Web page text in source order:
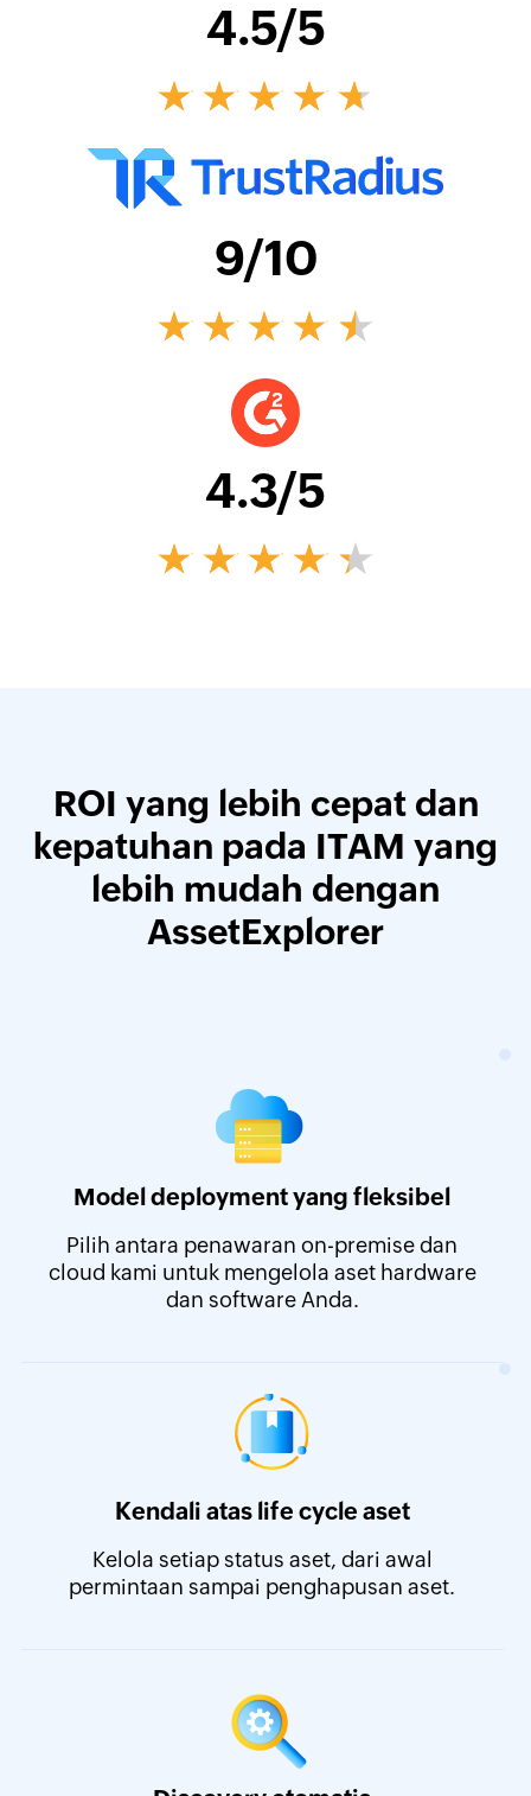
4.5/5
9/10
4.3/5
ROI yang lebih cepat dan
kepatuhan pada ITAM yang
lebih mudah dengan
AssetExplorer
Model deployment yang fleksibel
Pilih antara penawaran on-premise dan
cloud kami untuk mengelola aset hardware
dan software Anda.
Kendali atas life cycle aset
Kelola setiap status aset, dari awal
permintaan sampai penghapusan aset.